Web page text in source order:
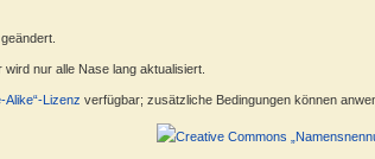
nur alle Nase lang aktualisiert.
Alike“-Lizenz verfügbar; zusätzliche Bedingungen können